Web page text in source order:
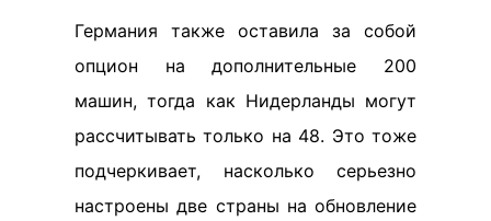
Германия также оставила за собой
опцион на дополнительные 200
машин, тогда как Нидерланды могут
рассчитывать только на 48. Это тоже
подчеркивает, насколько серьезно
настроены две страны на обновление